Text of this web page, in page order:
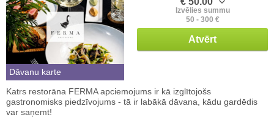
Dāvanu karte
Izvēlies summu
50 - 300 €
Atvērt
Katrs restorāna FERMA apciemojums ir kā izglītojošs
gastronomisks piedzīvojums - tā ir labākā dāvana, kādu gardēdis
var saņemt!